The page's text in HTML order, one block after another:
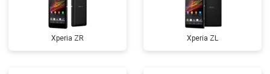
Xperia ZR Xperia ZL